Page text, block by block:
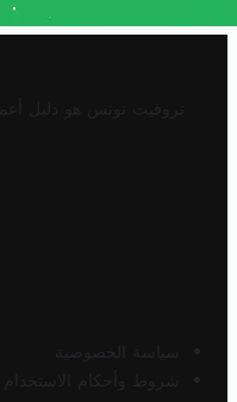
تروفيت تونس هو دليل
سياسة الخصوصية
شروط وأحكام الاستخدام